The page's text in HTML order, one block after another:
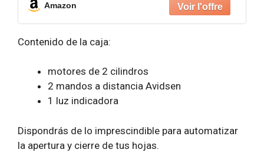
Amazon
Contenido de la caja:
motores de 2 cilindros
2 mandos a distancia Avidsen
1 luz indicadora
Dispondrás de lo imprescindible para automatizar
la apertura y cierre de tus hojas.